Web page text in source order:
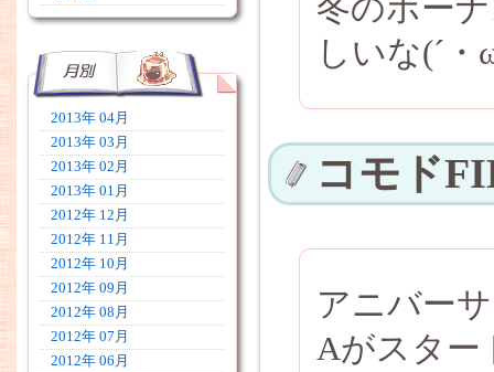
2013年 04月
2013年 03月
2013年 02月
2013年 01月
2012年 12月
2012年 11月
2012年 10月
2012年 09月
2012年 08月
2012年 07月
2012年 06月
冬のボー
しいな(´・
コモド
アニバー
Aがスター